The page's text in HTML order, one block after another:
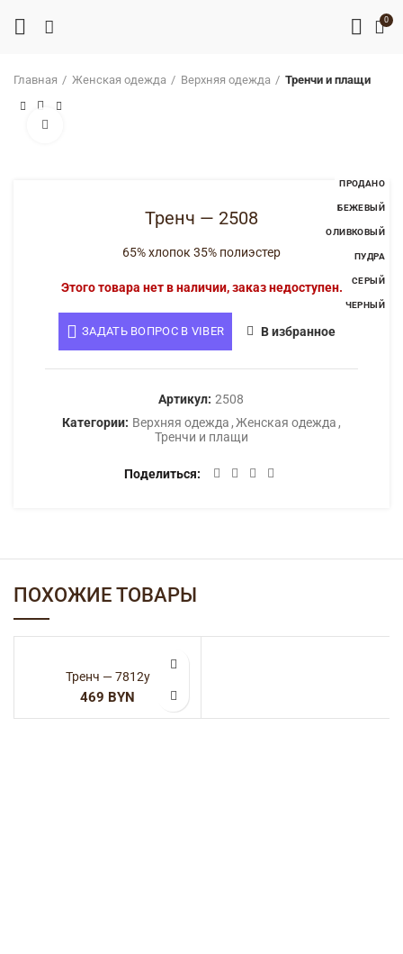
0
Главная Женская одежда Верхняя одежда Тренчи и плащи
ПРОДАНО
БЕЖЕВЫЙ
ОЛИВКОВЫЙ
ПУДРА
СЕРЫЙ
ЧЕРНЫЙ
Тренч — 2508
65% хлопок 35% полиэстер
Этого товара нет в наличии, заказ недоступен.
ЗАДАТЬ ВОПРОС В VIBER В избранное
Артикул: 2508
Категории: Верхняя одежда ,Женская одежда ,
Тренчи и плащи
Поделиться
ПОХОЖИЕ ТОВАРЫ
Тренч — 7812у
BYN